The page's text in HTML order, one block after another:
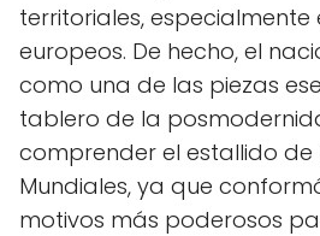
territoriales, especialmente
europeos. De hecho, el
como una de las piezas
tablero de la
comprender el estallido de
Mundiales, ya que
motivos más poderosos